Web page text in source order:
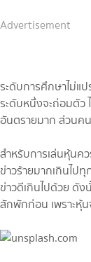
Advertisement
ระดับการศึกษาไม่แ
ระดับหนึ่งจะถ่อมตัว
อันตรายมาก ส่วนค
สำหรับการเล่นหุ้น
ข่าวร้ายมากเกินไป
ข่าวดีเกินไปด้วย ดั
สักพักก่อน เพราะหุ้